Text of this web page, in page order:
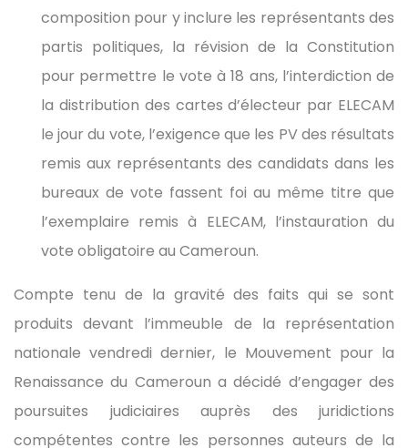
composition pour y inclure les représentants des
partis politiques, la révision de la Constitution
pour permettre le vote à 18 ans, l’interdiction de
la distribution des cartes d’électeur par ELECAM
le jour du vote, l’exigence que les PV des résultats
remis aux représentants des candidats dans les
bureaux de vote fassent foi au même titre que
l’exemplaire remis à ELECAM, l’instauration du
vote obligatoire au Cameroun.
Compte tenu de la gravité des faits qui se sont
produits devant l’immeuble de la représentation
nationale vendredi dernier, le Mouvement pour la
Renaissance du Cameroun a décidé d’engager des
poursuites judiciaires auprès des juridictions
compétentes contre les personnes auteurs de la